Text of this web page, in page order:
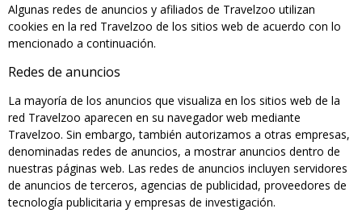
Algunas redes de anuncios y afiliados de Travelzoo utilizan
cookies en la red Travelzoo de los sitios web de acuerdo con lo
mencionado a continuación.
Redes de anuncios
La mayoría de los anuncios que visualiza en los sitios web de la
red Travelzoo aparecen en su navegador web mediante
Travelzoo. Sin embargo, también autorizamos a otras empresas,
denominadas redes de anuncios, a mostrar anuncios dentro de
nuestras páginas web. Las redes de anuncios incluyen servidores
de anuncios de terceros, agencias de publicidad, proveedores de
tecnología publicitaria y empresas de investigación.